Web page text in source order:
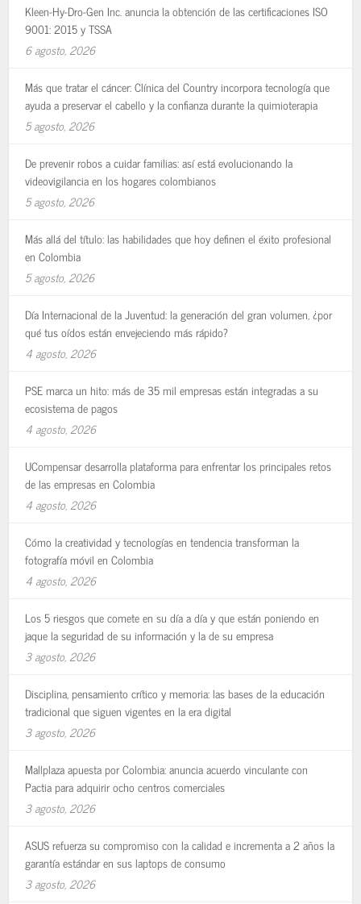
Kleen-Hy-Dro-Gen Inc. anuncia la obtención de las certificaciones ISO
9001: 2015 y TSSA
6 agosto, 2026
Más que tratar el cáncer: Clínica del Country incorpora tecnología que
ayuda a preservar el cabello y la confianza durante la quimioterapia
5 agosto, 2026
De prevenir robos a cuidar familias: así está evolucionando la
videovigilancia en los hogares colombianos
5 agosto, 2026
Más allá del título: las habilidades que hoy definen el éxito profesional
en Colombia
5 agosto, 2026
Día Internacional de la Juventud: la generación del gran volumen, ¿por
qué tus oídos están envejeciendo más rápido?
4 agosto, 2026
PSE marca un hito: más de 35 mil empresas están integradas a su
ecosistema de pagos
4 agosto, 2026
UCompensar desarrolla plataforma para enfrentar los principales retos
de las empresas en Colombia
4 agosto, 2026
Cómo la creatividad y tecnologías en tendencia transforman la
fotografía móvil en Colombia
4 agosto, 2026
Los 5 riesgos que comete en su día a día y que están poniendo en
jaque la seguridad de su información y la de su empresa
3 agosto, 2026
Disciplina, pensamiento crítico y memoria: las bases de la educación
tradicional que siguen vigentes en la era digital
3 agosto, 2026
Mallplaza apuesta por Colombia: anuncia acuerdo vinculante con
Pactia para adquirir ocho centros comerciales
3 agosto, 2026
ASUS refuerza su compromiso con la calidad e incrementa a 2 años la
garantía estándar en sus laptops de consumo
3 agosto, 2026